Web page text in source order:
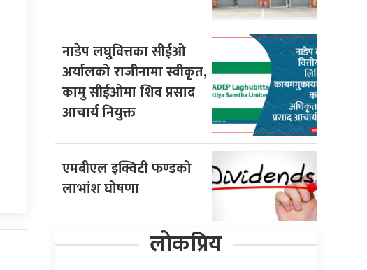
नाडेप लघुवित्तका सीईओ
अर्यालको राजीनामा स्वीकृत,
कामु सीईओमा शिव प्रसाद
आचार्य नियुक्त
एमबीएल इक्विटी फण्डको
लाभांश घोषणा
लोकप्रिय